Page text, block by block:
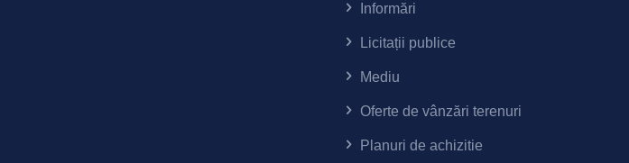
Informări
Licitații publice
Mediu
Oferte de vânzări terenuri
Planuri de achizitie